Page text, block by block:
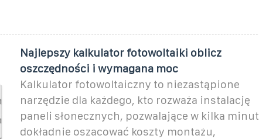
Najlepszy kalkulator fotowoltaiki oblicz
oszczędności i wymagana moc
Kalkulator fotowoltaiczny to niezastąpione
narzędzie dla każdego, kto rozważa instalację
paneli słonecznych, pozwalające w kilka minut
dokładnie oszacować koszty montażu,